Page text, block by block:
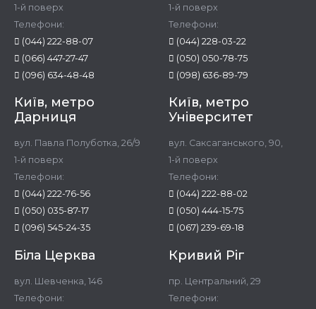
1-й поверх
Телефони:
(044) 222-88-07
(066) 447-27-47
(096) 634-48-48
1-й поверх
Телефони:
(044) 228-03-22
(050) 050-78-75
(098) 636-89-79
Київ, метро
Дарниця
вул. Павла Полуботка, 26/9
1-й поверх
Телефони:
(044) 222-76-56
(050) 035-87-17
(096) 545-24-35
Київ, метро
Університет
вул. Саксаганського, 90,
1-й поверх
Телефони:
(044) 222-88-02
(050) 444-15-75
(067) 239-69-18
Біла Церква
вул. Шевченка, 146
Телефони:
Кривий Ріг
пр. Центральний, 29
Телефони: